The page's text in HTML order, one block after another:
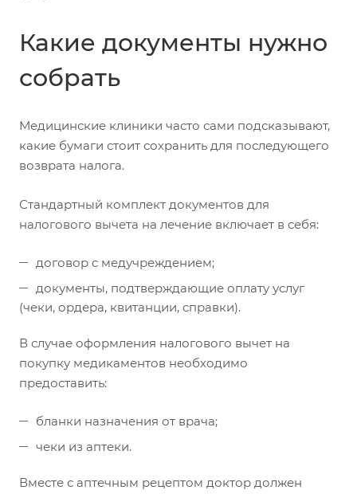
Какие документы нужно
собрать
Медицинские клиники часто сами подсказывают,
какие бумаги стоит сохранить для последующего
возврата налога.
Стандартный комплект документов для
налогового вычета на лечение включает в себя:
договор с медучреждением;
документы, подтверждающие оплату услуг
(чеки, ордера, квитанции, справки).
В случае оформления налогового вычет на
покупку медикаментов необходимо
предоставить:
бланки назначения от врача;
чеки из аптеки.
Вместе с аптечным рецептом доктор должен